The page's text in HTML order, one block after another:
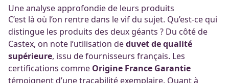
Une analyse approfondie de leurs produits
C’est là où l’on rentre dans le vif du sujet. Qu’est-ce qui
distingue les produits des deux géants ? Du côté de
Castex, on note l’utilisation deduvet de qualité
supérieure, issu de fournisseurs français. Les
certifications comme Origine France Garantie
témoignent d’une traçabilité exemplaire. Quant à